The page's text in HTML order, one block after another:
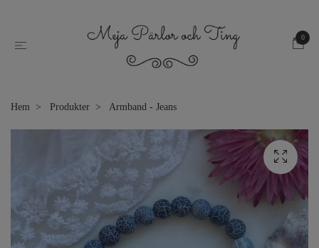
0
Hem Produkter Armband - Jeans